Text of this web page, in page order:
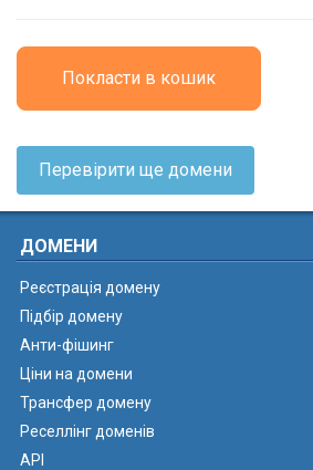
Покласти в кошик
Перевірити ще домени
ДОМЕНИ
Реєстрація домену
Підбір домену
Анти-фішинг
Ціни на домени
Трансфер домену
Реселлінг доменів
API